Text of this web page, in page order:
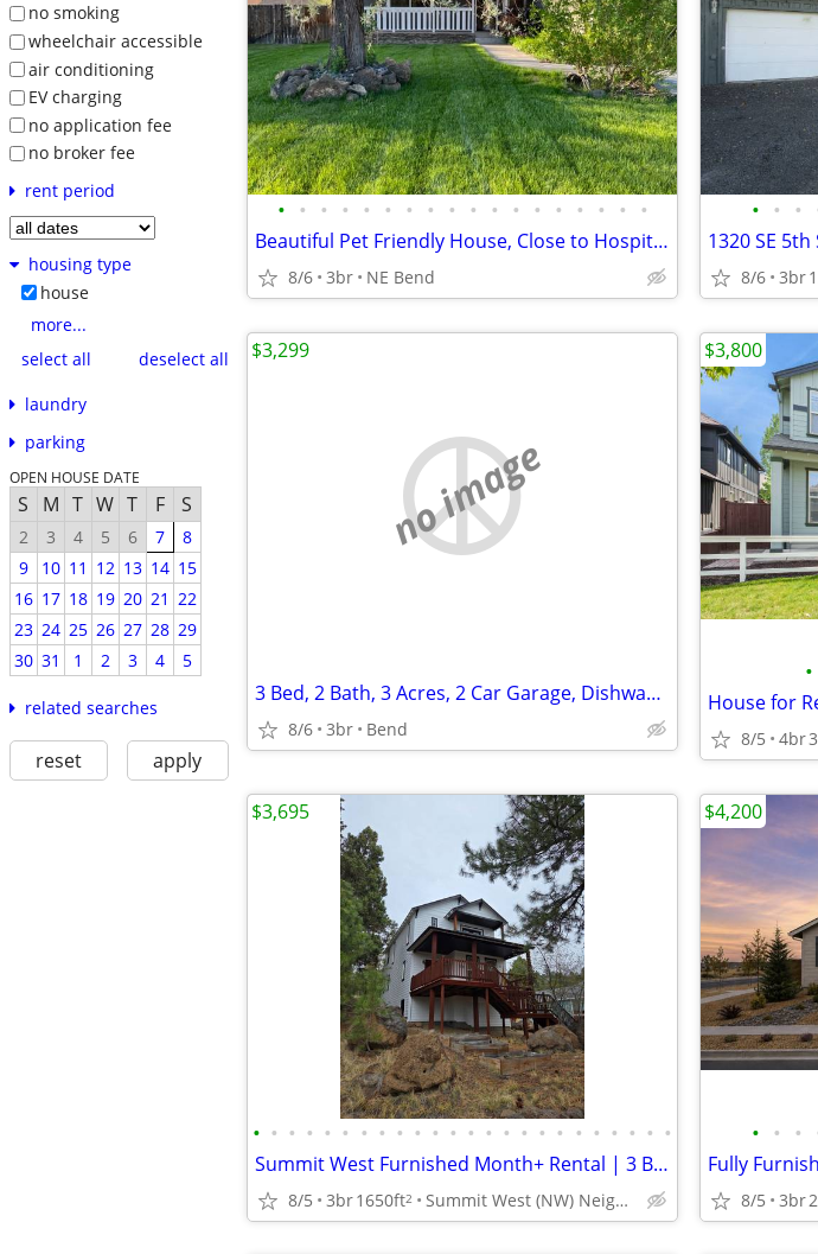
no smoking
wheelchair accessible
air conditioning
EV charging
no application fee
no broker fee
rent period
housing type
house
more...
select all
deselect all
laundry
parking
OPEN HOUSE DATE
S M T W T F S
2 3 4 5 6 7
8
9
10 11 12 13 14 15
16 17 18 19 20 21 22
23 24 25 26 27 28 29
30 31 1 2 3 4 5
related searches
reset apply
• • • • • • • • • • • • • • • • • •
Beautiful Pet Friendly House, Close to Hospital & Shopping
8/6 3br NE Bend
• • •
8/6 3br
no image
3 Bed, 2 Bath, 3 Acres, 2 Car Garage, Dishwasher, Washer and Dryer
8/6 3br Bend
$3,299
•
House for
8/5 4br
$3,800
• • • • • • • • • • • • • • • • • • • • • • • •
Summit West Furnished Month+ Rental | 3 BD, 3 BA | High Lakes Boundary
8/5 3br1650ft2 Summit West (NW) Neighborhood
$3,695
• • •
Fully
8/5 3br
$4,200